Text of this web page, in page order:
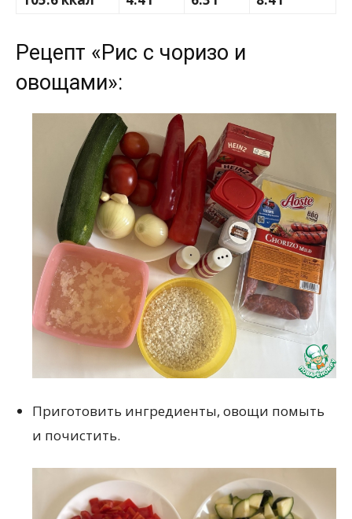
Рецепт «Рис с чоризо и
овощами»:
Приготовить ингредиенты, овощи помыть
и почистить.